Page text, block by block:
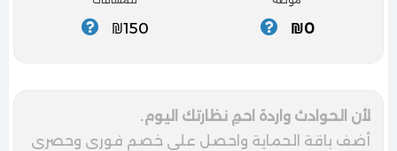
₪0
₪150
لأن الحوادث واردة احمِ نظارتك اليوم.
أضف باقة الحماية واحصل على خصم فوري وحصري